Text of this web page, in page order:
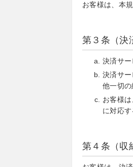
お客様は、本
第３条（決
決済サ
決済サ
他一切
お客様
に対応
第４条（収